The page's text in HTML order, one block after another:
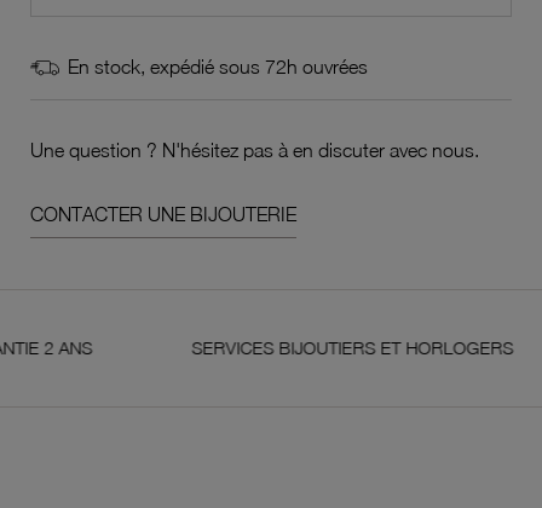
En stock, expédié sous 72h ouvrées
Une question ? N'hésitez pas à en discuter avec nous.
CONTACTER UNE BIJOUTERIE
SERVICES BIJOUTIERS ET HORLOGERS